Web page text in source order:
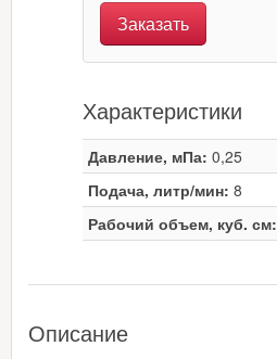
Заказать
Характеристики
Давление, мПа: 0,25
Подача, литр/мин: 8
Рабочий объем, куб. см:
Описание